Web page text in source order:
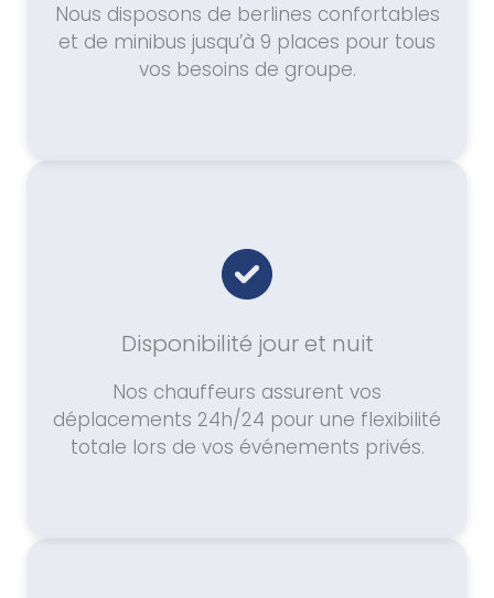
Nous disposons de berlines confortables
et de minibus jusqu’à 9 places pour tous
vos besoins de groupe.
Disponibilité jour et nuit
Nos chauffeurs assurent vos
déplacements 24h/24 pour une flexibilité
totale lors de vos événements privés.